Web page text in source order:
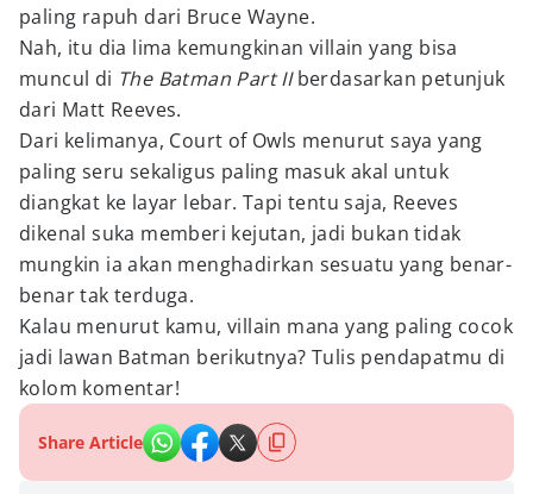
paling rapuh dari Bruce Wayne.
Nah, itu dia lima kemungkinan villain yang bisa
muncul di The Batman Part IIberdasarkan petunjuk
dari Matt Reeves.
Dari kelimanya, Court of Owls menurut saya yang
paling seru sekaligus paling masuk akal untuk
diangkat ke layar lebar. Tapi tentu saja, Reeves
dikenal suka memberi kejutan, jadi bukan tidak
mungkin ia akan menghadirkan sesuatu yang benar-
benar tak terduga.
Kalau menurut kamu, villain mana yang paling cocok
jadi lawan Batman berikutnya? Tulis pendapatmu di
kolom komentar!
Share Article